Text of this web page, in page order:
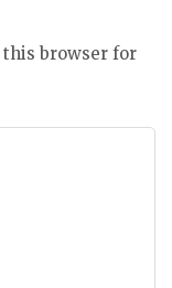
this browser for